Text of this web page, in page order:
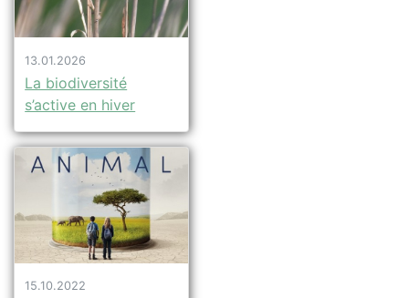
13.01.2026
La biodiversité
s’active en hiver
15.10.2022